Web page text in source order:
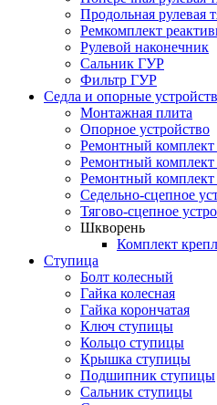
Продольная рулевая
Ремкомплект
Рулевой наконечник
Сальник ГУР
Фильтр ГУР
Седла и опорные
Монтажная плита
Опорное устройство
Ремонтный комплект
Ремонтный комплект
Ремонтный комплект
Седельно-сцепное
Тягово-сцепное
Шкворень
Комплект
Ступица
Болт колесный
Гайка колесная
Гайка корончатая
Ключ ступицы
Кольцо ступицы
Крышка ступицы
Подшипник ступицы
Сальник ступицы